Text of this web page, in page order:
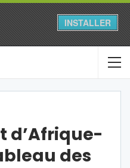
INSTALLER
d’Afrique-
des